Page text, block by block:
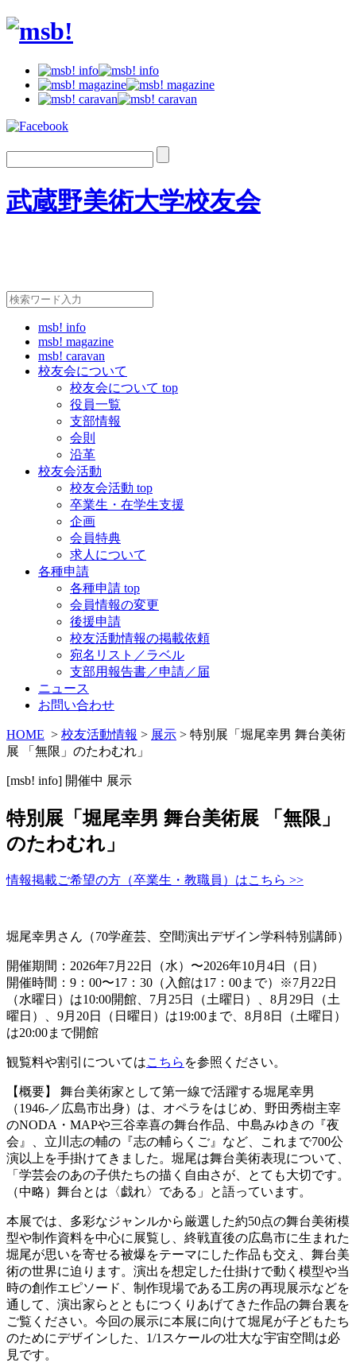
武蔵野美術大学校友会
msb! info
msb! magazine
msb! caravan
校友会について
校友会について top
役員一覧
支部情報
会則
沿革
校友会活動
校友会活動 top
卒業生・在学生支援
企画
会員特典
求人について
各種申請
各種申請 top
会員情報の変更
後援申請
校友活動情報の掲載依頼
宛名リスト／ラベル
支部用報告書／申請／届
ニュース
お問い合わせ
HOME > 校友活動情報 > 展示 > 特別展「堀尾幸男 舞台美術
展 「無限」のたわむれ」
[msb! info] 開催中 展示
特別展「堀尾幸男 舞台美術展 「無限」
のたわむれ」
情報掲載ご希望の方（卒業生・教職員）はこちら >>
堀尾幸男さん（70学産芸、空間演出デザイン学科特別講師）
開催期間：2026年7月22日（水）〜2026年10月4日（日）
開催時間：9：00〜17：30（入館は17：00まで）※7月22日
（水曜日）は10:00開館、7月25日（土曜日）、8月29日（土
曜日）、9月20日（日曜日）は19:00まで、8月8日（土曜日）
は20:00まで開館
観覧料や割引についてはこちら を参照ください。
【概要】 舞台美術家として第一線で活躍する堀尾幸男
（1946-／広島市出身）は、オペラをはじめ、野田秀樹主宰
のNODA・MAPや三谷幸喜の舞台作品、中島みゆきの『夜
会』、立川志の輔の『志の輔らくご』など、これまで700公
演以上を手掛けてきました。堀尾は舞台美術表現について、
「学芸会のあの子供たちの描く自由さが、とても大切です。
（中略）舞台とは〈戯れ〉である」と語っています。
本展では、多彩なジャンルから厳選した約50点の舞台美術模
型や制作資料を中心に展覧し、終戦直後の広島市に生まれた
堀尾が思いを寄せる被爆をテーマにした作品も交え、舞台美
術の世界に迫ります。演出を想定した仕掛けで動く模型や当
時の創作エピソード、制作現場である工房の再現展示などを
通して、演出家らとともにつくりあげてきた作品の舞台裏を
ご覧ください。今回の展示に本展に向けて堀尾が子どもたち
のためにデザインした、1/1スケールの壮大な宇宙空間は必
見です。